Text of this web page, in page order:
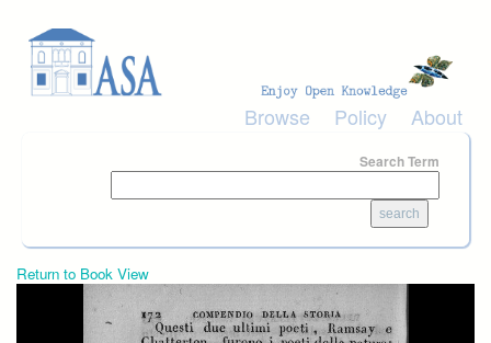
Browse Policy About
Search Term
Return to Book View